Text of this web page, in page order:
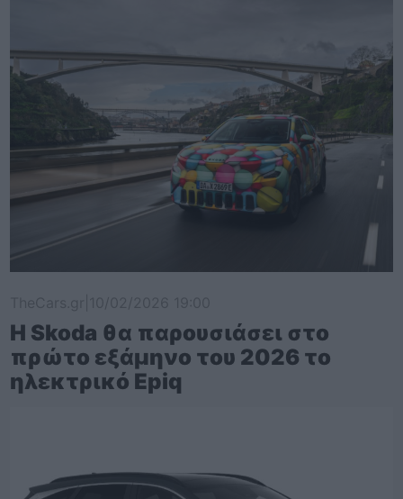
Η Skoda θα παρουσιάσει στο
πρώτο εξάμηνο του 2026 το
ηλεκτρικό Epiq